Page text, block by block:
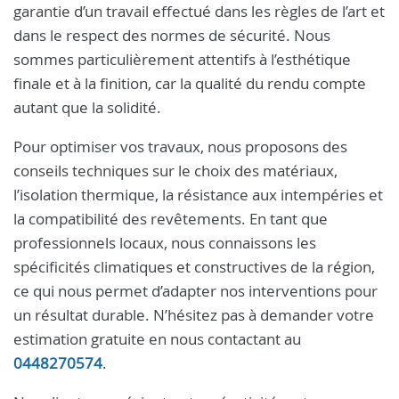
garantie d’un travail effectué dans les règles de l’art et
dans le respect des normes de sécurité. Nous
sommes particulièrement attentifs à l’esthétique
finale et à la finition, car la qualité du rendu compte
autant que la solidité.
Pour optimiser vos travaux, nous proposons des
conseils techniques sur le choix des matériaux,
l’isolation thermique, la résistance aux intempéries et
la compatibilité des revêtements. En tant que
professionnels locaux, nous connaissons les
spécificités climatiques et constructives de la région,
ce qui nous permet d’adapter nos interventions pour
un résultat durable. N’hésitez pas à demander votre
estimation gratuite en nous contactant au
0448270574.